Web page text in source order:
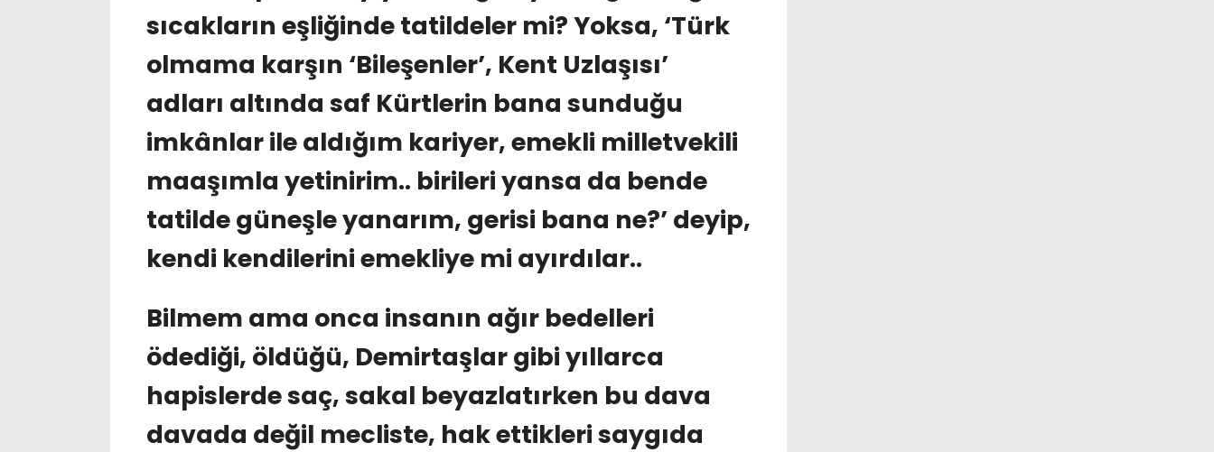
sıcakların eşliğinde tatildeler mi? Yoksa, ‘Türk
olmama karşın ‘Bileşenler’, Kent Uzlaşısı’
adları altında saf Kürtlerin bana sunduğu
imkânlar ile aldığım kariyer, emekli milletvekili
maaşımla yetinirim.. birileri yansa da bende
tatilde güneşle yanarım, gerisi bana ne?’ deyip,
kendi kendilerini emekliye mi ayırdılar..
Bilmem ama onca insanın ağır bedelleri
ödediği, öldüğü, Demirtaşlar gibi yıllarca
hapislerde saç, sakal beyazlatırken bu dava
davada değil mecliste, hak ettikleri saygıda